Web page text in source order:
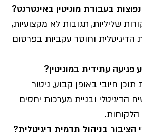
בעבודת מוניטין באינטרנט?
שליליות, תגובות לא מקצועיות,
הדיגיטלית וחוסר עקביות בפרסום
פגיעה עתידית במוניטין?
חיובי באופן קבוע, ניטור
ובניית מערכות יחסים
בניהול תדמית דיגיטלית?